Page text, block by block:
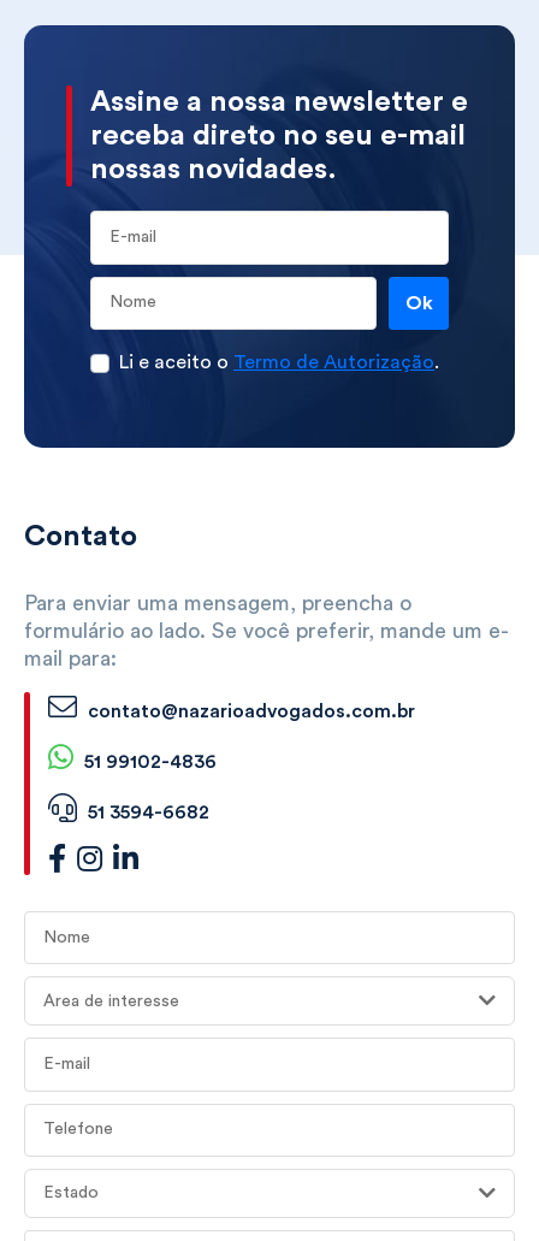
Assine a nossa newsletter e
receba direto no seu e-mail
nossas novidades.
Ok
Li e aceito o Termo de Autorização.
Contato
Para enviar uma mensagem, preencha o
formulário ao lado. Se você preferir, mande um e-
mail para:
contato@nazarioadvogados.com.br
51 99102-4836
51 3594-6682
Área de interesse
Estado